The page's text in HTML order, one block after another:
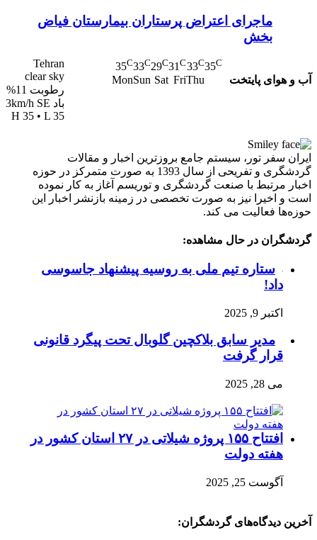
ماجرای اعتراض پرستاران بیمارستان فیاض
بخش
آب و هوای پایتخت
35C
Tehran
clear sky
رطوبت 11%
باد 3km/h SE
H 35 • L 35
33C
Thu
31C
Fri
29C
Sat
33C
Sun
35C
Mon
ایران سفر تور، سیستم جامع بروزترین اخبار و مقالات
گردشگری و تفریحی از سال 1393 به صورت متمرکز در حوزه
اخبار مرتبط با صنعت گردشگری و توریسم آغاز به کار نموده
است و اخیرا نیز به صورت تخصصی در زمینه بازنشر اخبار این
حوزه‌ها فعالیت می کند.
گردشگران در حال مشاهده:
‌ستاره تیم ملی به روسیه پیشنهاد جاسوسی
داد!
اکتبر 9, 2025
مدیر سابق بلاکچین گلوبال تحت پیگرد قانونی
قرار گرفت
می 28, 2025
افتتاح ۱۵۵ پروژه شیلاتی در ۲۷ استان کشور در
هفته دولت
آگوست 25, 2025
آخرین دیدگاه‌های گردشگران: